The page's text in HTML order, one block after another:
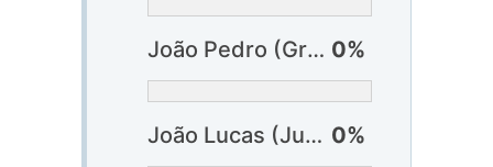
João Pedro (Grêmio) 0%
João Lucas (Juventude) 0%